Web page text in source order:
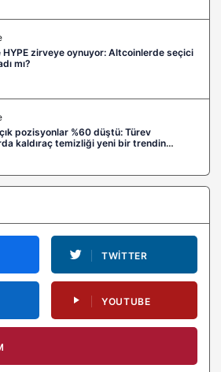
HYPE zirveye oynuyor: Altcoinlerde seçici
mı?
pozisyonlar %60 düştü: Türev
kaldıraç temizliği yeni bir trendin
TWITTER
YOUTUBE